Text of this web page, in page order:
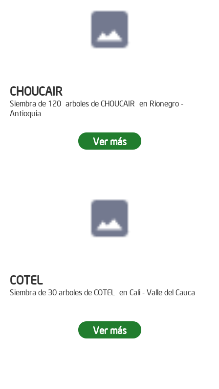
CHOUCAIR
Siembra de 120 arboles de CHOUCAIR en Rionegro -
Antioquia
Ver más
COTEL
Siembra de 30 arboles de COTEL en Cali - Valle del Cauca
Ver más